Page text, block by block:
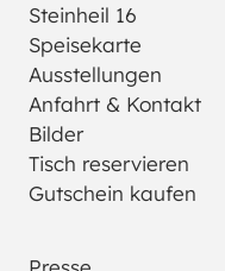
Steinheil 16
Speisekarte
Ausstellungen
Anfahrt & Kontakt
Bilder
Tisch reservieren
Gutschein kaufen